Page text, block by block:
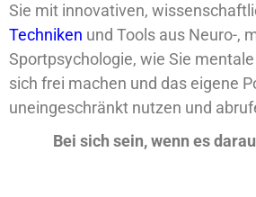
Sie mit innovativen,
Techniken und Tools aus Neuro-,
Sportpsychologie, wie Sie
sich frei machen und das eigene
uneingeschränkt nutzen und
Bei sich sein, wenn es